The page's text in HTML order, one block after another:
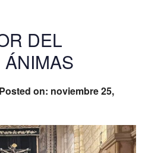
DEL
Posted on: noviembre 25,